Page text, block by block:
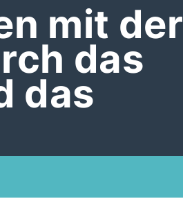
mit der
das
das